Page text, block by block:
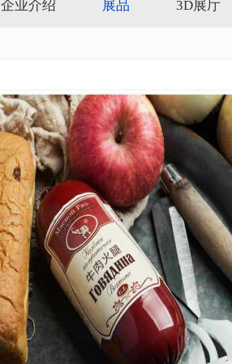
企业介绍 展品 3D展厅